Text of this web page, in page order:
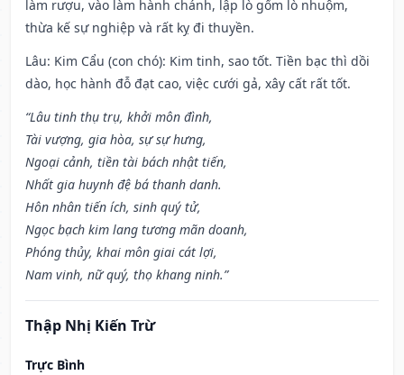
làm rượu, vào làm hành chánh, lập lò gốm lò nhuộm,
thừa kế sự nghiệp và rất kỵ đi thuyền.
Lâu: Kim Cẩu (con chó): Kim tinh, sao tốt. Tiền bạc thì dồi
dào, học hành đỗ đạt cao, việc cưới gả, xây cất rất tốt.
“Lâu tinh thụ trụ, khởi môn đình,
Tài vượng, gia hòa, sự sự hưng,
Ngoại cảnh, tiền tài bách nhật tiến,
Nhất gia huynh đệ bá thanh danh.
Hôn nhân tiến ích, sinh quý tử,
Ngọc bạch kim lang tương mãn doanh,
Phóng thủy, khai môn giai cát lợi,
Nam vinh, nữ quý, thọ khang ninh.”
Thập Nhị Kiến Trừ
Trực Bình